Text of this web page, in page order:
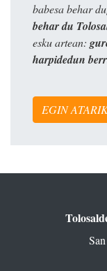
babesa behar
behar du
esku artean:
harpidedun
EGIN